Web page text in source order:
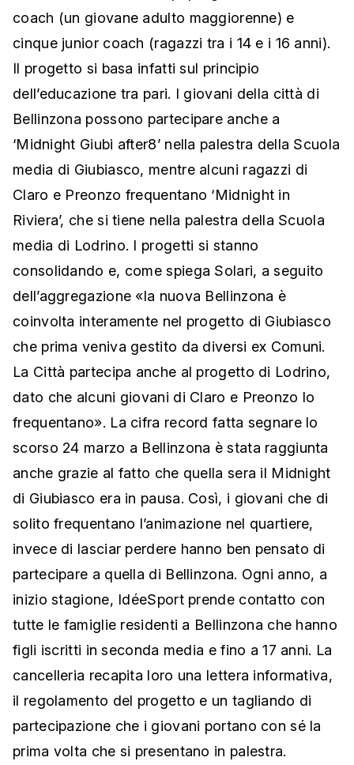
coach (un giovane adulto maggiorenne) e
cinque junior coach (ragazzi tra i 14 e i 16 anni).
Il progetto si basa infatti sul principio
dell’educazione tra pari. I giovani della città di
Bellinzona possono partecipare anche a
‘Midnight Giubi after8’ nella palestra della Scuola
media di Giubiasco, mentre alcuni ragazzi di
Claro e Preonzo frequentano ‘Midnight in
Riviera’, che si tiene nella palestra della Scuola
media di Lodrino. I progetti si stanno
consolidando e, come spiega Solari, a seguito
dell’aggregazione «la nuova Bellinzona è
coinvolta interamente nel progetto di Giubiasco
che prima veniva gestito da diversi ex Comuni.
La Città partecipa anche al progetto di Lodrino,
dato che alcuni giovani di Claro e Preonzo lo
frequentano». La cifra record fatta segnare lo
scorso 24 marzo a Bellinzona è stata raggiunta
anche grazie al fatto che quella sera il Midnight
di Giubiasco era in pausa. Così, i giovani che di
solito frequentano l’animazione nel quartiere,
invece di lasciar perdere hanno ben pensato di
partecipare a quella di Bellinzona. Ogni anno, a
inizio stagione, IdéeSport prende contatto con
tutte le famiglie residenti a Bellinzona che hanno
figli iscritti in seconda media e fino a 17 anni. La
cancelleria recapita loro una lettera informativa,
il regolamento del progetto e un tagliando di
partecipazione che i giovani portano con sé la
prima volta che si presentano in palestra.